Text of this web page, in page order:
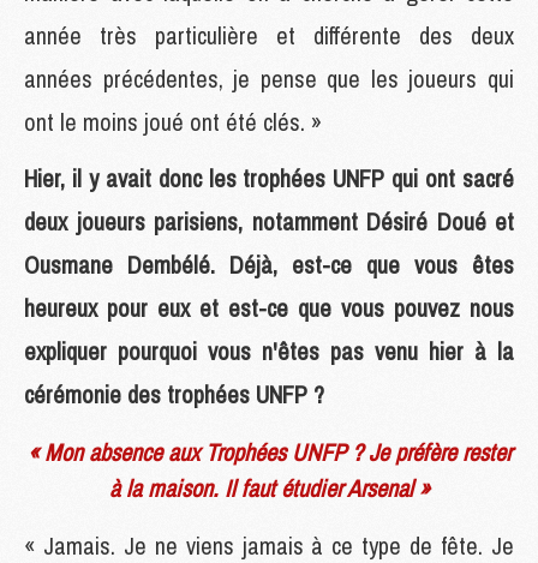
année très particulière et différente des deux
années précédentes, je pense que les joueurs qui
ont le moins joué ont été clés. »
Hier, il y avait donc les trophées UNFP qui ont sacré
deux joueurs parisiens, notamment Désiré Doué et
Ousmane Dembélé. Déjà, est-ce que vous êtes
heureux pour eux et est-ce que vous pouvez nous
expliquer pourquoi vous n'êtes pas venu hier à la
cérémonie des trophées UNFP ?
« Mon absence aux Trophées UNFP ? Je préfère rester
à la maison. Il faut étudier Arsenal »
« Jamais. Je ne viens jamais à ce type de fête. Je